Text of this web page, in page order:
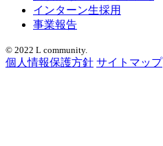
インターン生採用
事業報告
© 2022 L community.
個人情報保護方針 サイトマップ